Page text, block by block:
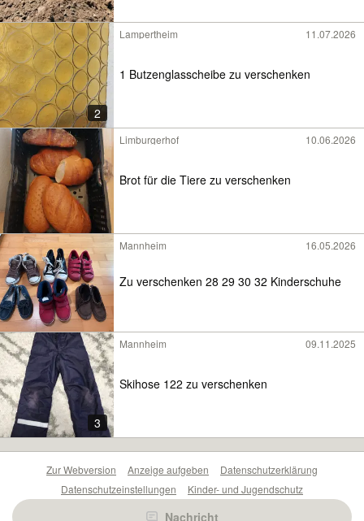
2
Lampertheim 11.07.2026
1 Butzenglasscheibe zu verschenken
Limburgerhof 10.06.2026
Brot für die Tiere zu verschenken
Mannheim 16.05.2026
Zu verschenken 28 29 30 32 Kinderschuhe
3
Mannheim 09.11.2025
Skihose 122 zu verschenken
Nachricht
Zur Webversion Anzeige aufgeben
Datenschutzerklärung
Datenschutzeinstellungen
Kinder- und Jugendschutz
Barrierefreiheitserklärung